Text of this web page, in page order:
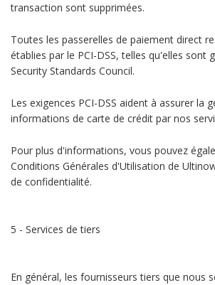
transaction sont supprimées.
Toutes les passerelles de paiement direct
établies par le PCI-DSS, telles qu'elles sont
Security Standards Council.
Les exigences PCI-DSS aident à assurer la
informations de carte de crédit par nos
Pour plus d'informations, vous pouvez
Conditions Générales d'Utilisation de
de confidentialité.
5 - Services de tiers
En général, les fournisseurs tiers que nous